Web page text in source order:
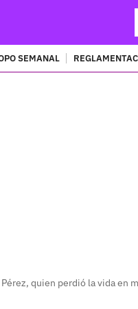
SEMANAL
quien perdió la vida en